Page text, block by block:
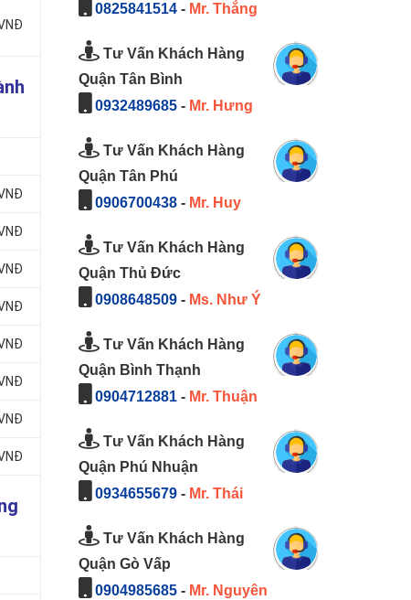
0825841514- Mr. Thắng
Tư Vấn Khách Hàng
Quận Tân Bình
0932489685- Mr. Hưng
Tư Vấn Khách Hàng
Quận Tân Phú
0906700438- Mr. Huy
Tư Vấn Khách Hàng
Quận Thủ Đức
0908648509- Ms. Như Ý
Tư Vấn Khách Hàng
Quận Bình Thạnh
0904712881- Mr. Thuận
Tư Vấn Khách Hàng
Quận Phú Nhuận
0934655679- Mr. Thái
Tư Vấn Khách Hàng
Quận Gò Vấp
0904985685- Mr. Nguyên